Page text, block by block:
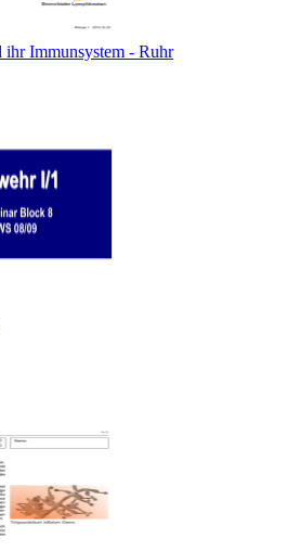
Immunsystem - Ruhr